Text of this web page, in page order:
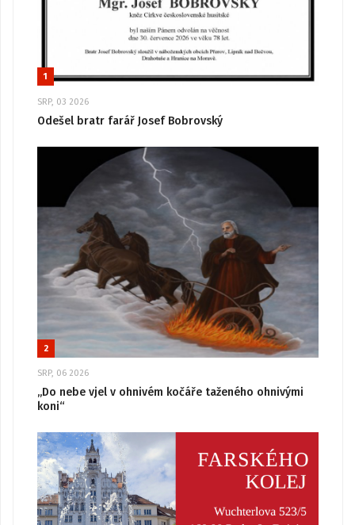
1
SRP, 03 2026
Odešel bratr farář Josef Bobrovský
2
SRP, 06 2026
„Do nebe vjel v ohnivém kočáře taženého ohnivými
koni“